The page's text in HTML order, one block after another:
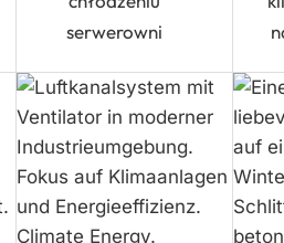
serwerowni
Chłodzeniu
przemysłowym
i
procesowym